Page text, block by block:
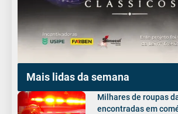
Mais lidas da semana
Milhares de roupas
encontradas em